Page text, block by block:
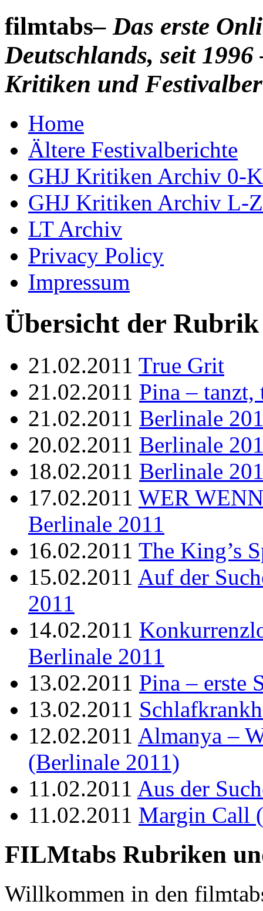
filmtabs– Das erste
Deutschlands, seit
Kritiken und
Home
Ältere Festivalberichte
GHJ Kritiken Archiv 0-K
GHJ Kritiken Archiv L-Z
LT Archiv
Privacy Policy
Impressum
Übersicht der
21.02.2011 True Grit
21.02.2011 Pina –
21.02.2011 Berlinale
20.02.2011 Berlinale
18.02.2011 Berlinale
17.02.2011 WER
Berlinale 2011
16.02.2011 The King’s
15.02.2011 Auf der
2011
14.02.2011
Berlinale 2011
13.02.2011 Pina – erste
13.02.2011
12.02.2011 Almanya –
(Berlinale 2011)
11.02.2011 Aus der
11.02.2011 Margin Call
FILMtabs Rubriken
Willkommen in den